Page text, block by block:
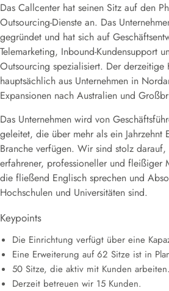
Das Callcenter hat seinen Sitz auf den
Outsourcing-Dienste an. Das
gegründet und hat sich auf
Telemarketing, Inbound-Kundensupport
Outsourcing spezialisiert. Der derzeitige
hauptsächlich aus Unternehmen in
Expansionen nach Australien und
Das Unternehmen wird von
geleitet, die über mehr als ein Jahrzehnt
Branche verfügen. Wir sind stolz darauf,
erfahrener, professioneller und fleißiger
die fließend Englisch sprechen und
Hochschulen und Universitäten sind.
Keypoints
Die Einrichtung verfügt über eine
Eine Erweiterung auf 62 Sitze ist in
50 Sitze, die aktiv mit Kunden arbeiten.
Derzeit betreuen wir 15 Kunden.